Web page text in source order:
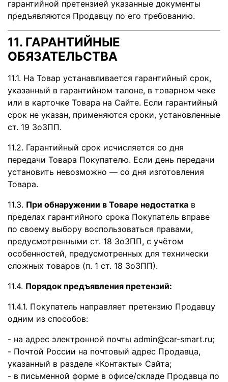
гарантийной претензией указанные документы
предъявляются Продавцу по его требованию.
11. ГАРАНТИЙНЫЕ
ОБЯЗАТЕЛЬСТВА
11.1. На Товар устанавливается гарантийный срок,
указанный в гарантийном талоне, в товарном чеке
или в карточке Товара на Сайте. Если гарантийный
срок не указан, применяются сроки, установленные
ст. 19 ЗоЗПП.
11.2. Гарантийный срок исчисляется со дня
передачи Товара Покупателю. Если день передачи
установить невозможно — со дня изготовления
Товара.
11.3. При обнаружении в Товаре недостатка в
пределах гарантийного срока Покупатель вправе
по своему выбору воспользоваться правами,
предусмотренными ст. 18 ЗоЗПП, с учётом
особенностей, предусмотренных для технически
сложных товаров (п. 1 ст. 18 ЗоЗПП).
11.4. Порядок предъявления претензий:
11.4.1. Покупатель направляет претензию Продавцу
одним из способов:
- на адрес электронной почты admin@car-smart.ru;
- Почтой России на почтовый адрес Продавца,
указанный в разделе «Контакты» Сайта;
- в письменной форме в офисе/складе Продавца по